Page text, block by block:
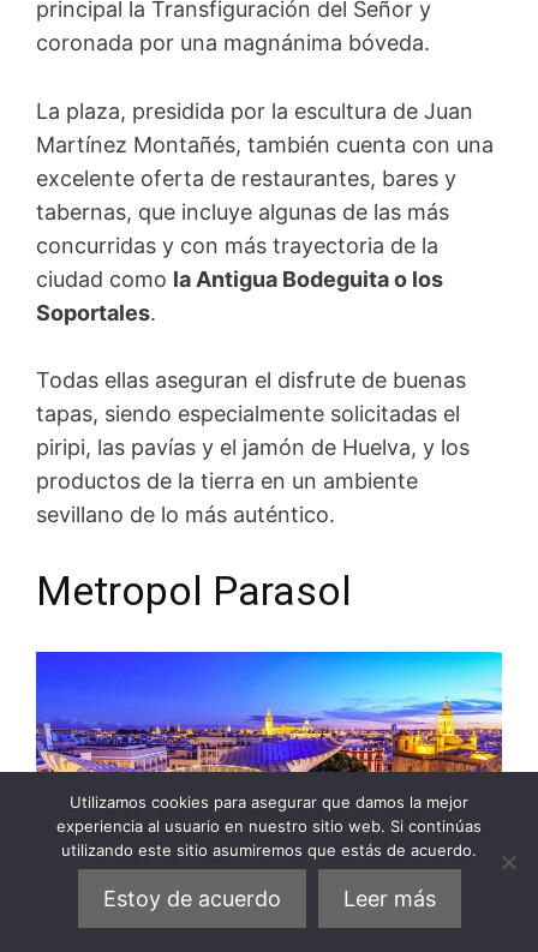
principal la Transfiguración del Señor y
coronada por una magnánima bóveda.
La plaza, presidida por la escultura de Juan
Martínez Montañés, también cuenta con una
excelente oferta de restaurantes, bares y
tabernas, que incluye algunas de las más
concurridas y con más trayectoria de la
ciudad como la Antigua Bodeguita o los
Soportales.
Todas ellas aseguran el disfrute de buenas
tapas, siendo especialmente solicitadas el
piripi, las pavías y el jamón de Huelva, y los
productos de la tierra en un ambiente
sevillano de lo más auténtico.
Metropol Parasol
Utilizamos cookies para asegurar que damos la mejor
experiencia al usuario en nuestro sitio web. Si continúas
utilizando este sitio asumiremos que estás de acuerdo.
Estoy de acuerdo Leer más